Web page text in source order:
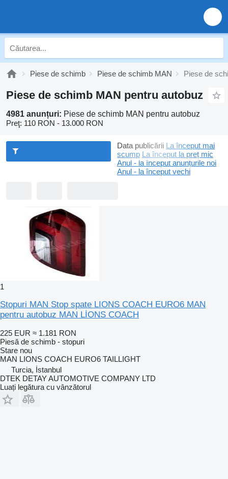
Piese de schimb Piese de schimb MAN Piese de
Piese de schimb MAN pentru autobuz
4981 anunțuri: Piese de schimb MAN pentru autobuz
Preţ: 110 RON - 13.000 RON
Data publicării La început mai
scump La început la preț mic
Anul - la început anunțurile noi
Anul - la început vechi
1
Stopuri MAN Stop spate LIONS COACH EURO6 MAN
pentru autobuz MAN LİONS COACH
225 EUR ≈ 1.181 RON
Piesă de schimb - stopuri
Stare nou
MAN LIONS COACH EURO6 TAILLIGHT
Turcia, İstanbul
DTEK DETAY AUTOMOTIVE COMPANY LTD
Luați legătura cu vânzătorul